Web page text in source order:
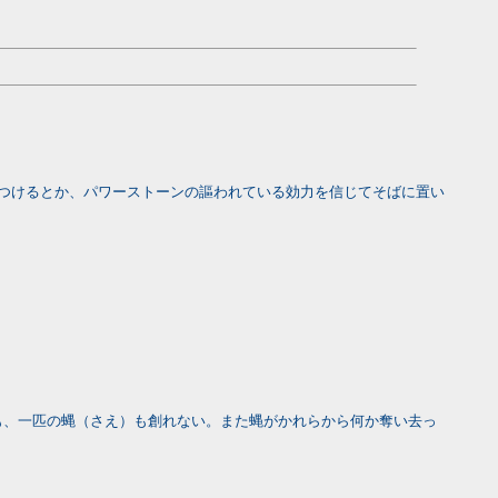
るとか、パワーストーンの謳われている効力を信じてそばに置い
一匹の蝿（さえ）も創れない。また蝿がかれらから何か奪い去っ